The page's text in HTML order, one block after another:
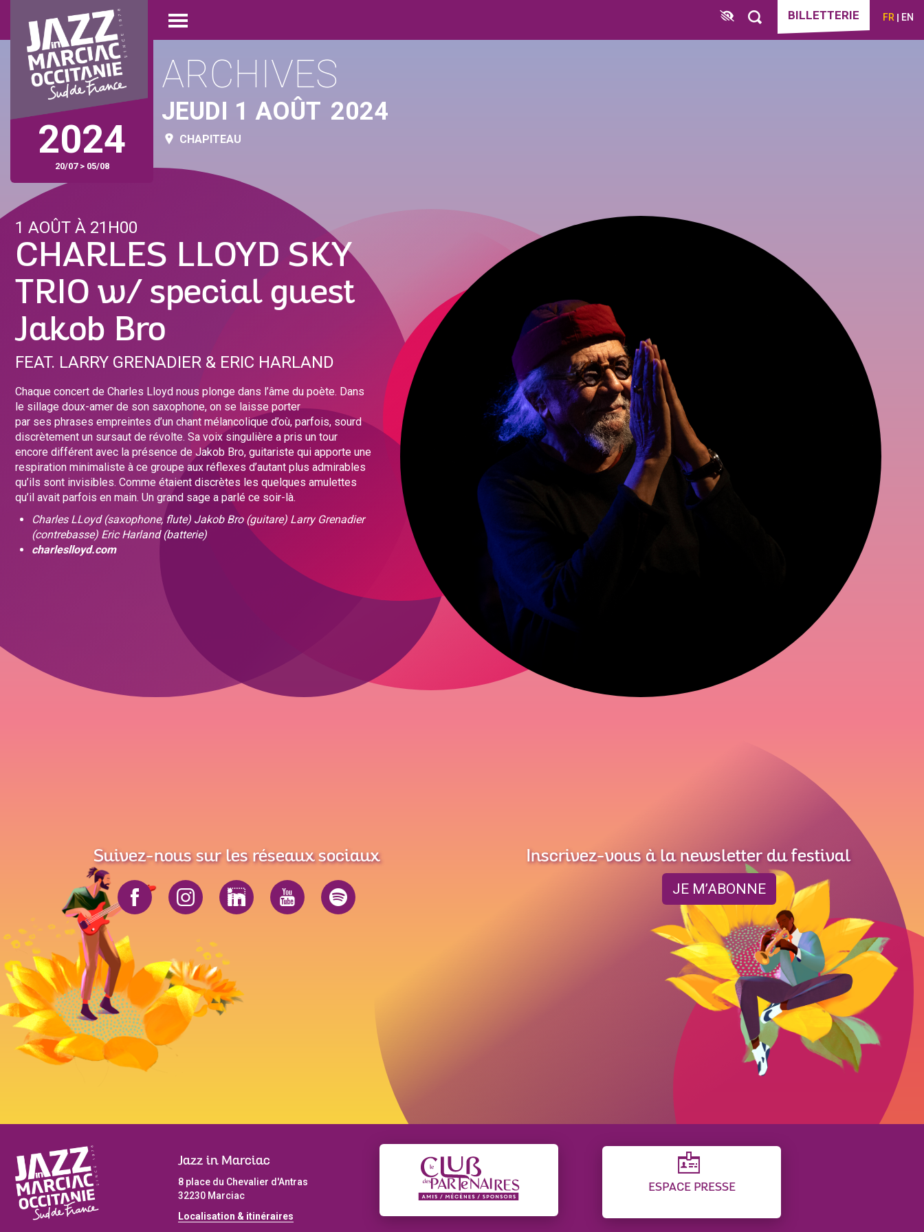
contenu
principal
Open
menu
BILLETTERIE FR EN
2024
20/07 > 05/08
ARCHIVES
JEUDI 1 AOÛT 2024
CHAPITEAU
1 AOÛT À 21H00
CHARLES LLOYD SKY
TRIO w/ special guest
Jakob Bro
FEAT. LARRY GRENADIER & ERIC HARLAND
Chaque concert de Charles Lloyd nous plonge dans l’âme du poète. Dans
le sillage doux-amer de son saxophone, on se laisse porter
par ses phrases empreintes d’un chant mélancolique d’où, parfois, sourd
discrètement un sursaut de révolte. Sa voix singulière a pris un tour
encore différent avec la présence de Jakob Bro, guitariste qui apporte une
respiration minimaliste à ce groupe aux réflexes d’autant plus admirables
qu’ils sont invisibles. Comme étaient discrètes les quelques amulettes
qu’il avait parfois en main. Un grand sage a parlé ce soir-là.
Charles LLoyd (saxophone, flute) Jakob Bro (guitare) Larry Grenadier
(contrebasse) Eric Harland (batterie)
charleslloyd.com
Suivez-nous sur les réseaux sociaux Inscrivez-vous à la newsletter du festival
JE M’ABONNE
Jazz in Marciac
8 place du Chevalier d'Antras
32230 Marciac
Localisation & itinéraires
ESPACE PRESSE
Panneau de gestion des cookies